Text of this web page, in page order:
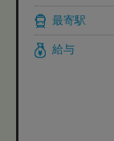
最寄駅
給与